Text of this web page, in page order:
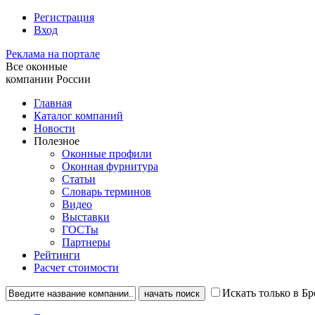
Регистрация
Вход
Реклама на портале
Все оконные
компании России
Главная
Каталог компаний
Новости
Полезное
Оконные профили
Оконная фурнитура
Статьи
Словарь терминов
Видео
Выставки
ГОСТы
Партнеры
Рейтинги
Расчет стоимости
Искать только в